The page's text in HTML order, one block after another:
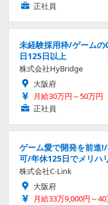
正社員
未経験採用枠/ゲーム
日125日以上
株式会社HyBridge
大阪府
月給30万円～50万円
正社員
ゲーム愛で開発を前進
可/年休125日でメリハ
株式会社C-Link
大阪府
月給33万9,000円～